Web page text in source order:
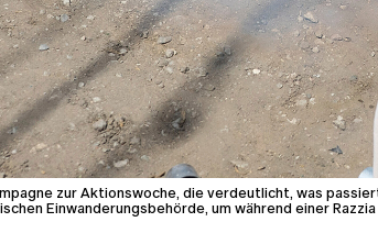
zur Aktionswoche, die verdeutlicht, was
Einwanderungsbehörde, um während einer